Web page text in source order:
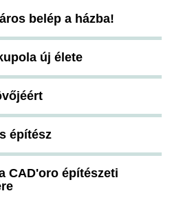
belép a házba!
új élete
építész
CAD'oro építészeti